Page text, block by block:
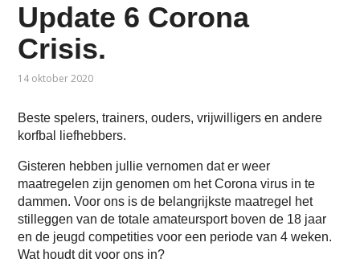
Update 6 Corona
Crisis.
14 oktober 2020
Beste spelers, trainers, ouders, vrijwilligers en andere
korfbal liefhebbers.
Gisteren hebben jullie vernomen dat er weer
maatregelen zijn genomen om het Corona virus in te
dammen. Voor ons is de belangrijkste maatregel het
stilleggen van de totale amateursport boven de 18 jaar
en de jeugd competities voor een periode van 4 weken.
Wat houdt dit voor ons in?